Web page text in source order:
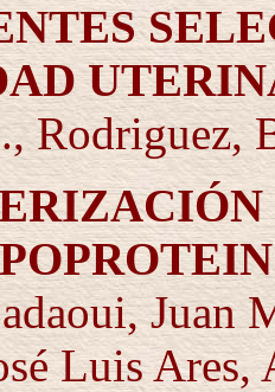
Rodriguez,
Juan
Luis